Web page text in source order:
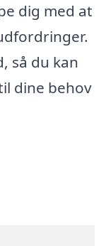
dig med at
så du kan
dine behov